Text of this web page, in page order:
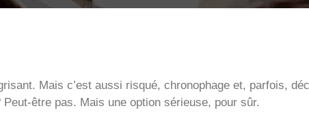
Mais c’est aussi risqué, chronophage et, parfois,
être pas. Mais une option sérieuse, pour sûr.